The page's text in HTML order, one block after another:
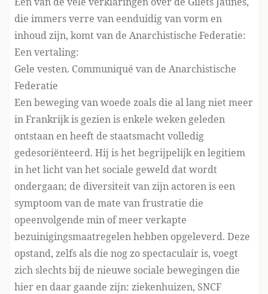
die immers verre van eenduidig van vorm en
inhoud zijn, komt van de Anarchistische Federatie:
Een vertaling:
Gele vesten. Communiqué van de Anarchistische
Federatie
Een beweging van woede zoals die al lang niet meer
in Frankrijk is gezien is enkele weken geleden
ontstaan en heeft de staatsmacht volledig
gedesoriënteerd. Hij is het begrijpelijk en legitiem
in het licht van het sociale geweld dat wordt
ondergaan; de diversiteit van zijn actoren is een
symptoom van de mate van frustratie die
opeenvolgende min of meer verkapte
bezuinigingsmaatregelen hebben opgeleverd. Deze
opstand, zelfs als die nog zo spectaculair is, voegt
zich slechts bij de nieuwe sociale bewegingen die
hier en daar gaande zijn: ziekenhuizen, SNCF